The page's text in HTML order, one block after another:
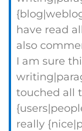
have read
also
I am sure
touched all
really